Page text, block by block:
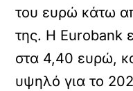
του ευρώ κάτω
της. Η Eurobank
στα 4,40 ευρώ,
υψηλό για το